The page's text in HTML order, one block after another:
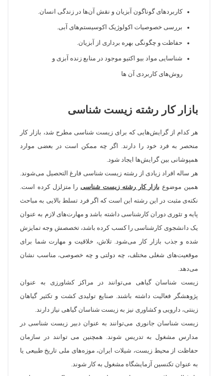
کاربردهای گوناگون آبزیان و نقش آن‌ها در زندگی انسان.
بررسی خصوصیات اکولوژیک اکوسیستم‌های آبی.
حفاظت و چگونگی بهره برداری از آبزیان.
شناسایی مواد بیو اکتیو موجود در منابع زنده آبزی و
روش‌های کاربردی آن ها
بازار کار رشته زیست شناسی
هر کدام از گرایش‌هایی که برای زیست شناسی مطرح شد، بازار کار
منحصر به فرد خود را دارند. اگر چه ممکن است در بعضی موارد
همپوشانی بین گرایش‌ها ایجاد شود.
هر ساله افراد زیادی از رشته زیست شناسی فارغ التحصیل می‌شوند.
همین موضوع بازار کار رشته زیست شناسی را متزلزل کرده است.
نکته‌ی مثبت در این رشته این است که اگر فرد تسلط بالایی به مباحث
پایه و تئوری دوران کارشناسی داشته باشد و مهارت‌های لازم به عنوان
یک دانشجوی کارشناسی را کسب کرده باشد، تخصصش وجه تمایزش
شده و جذب بازار کار می‌شود. تلاش، خلاقیت و مهارت شما برای
موقعیت‌های شغلی مختلف، چه دولتی و چه خصوصی، مناسب نشان
می‌دهد.
زیست شناسان گیاهی می‌توانند در مراکز کشاورزی به عنوان
پژوهشگر فعالیت داشته باشند. صنایع تولیدی کشت و تکثیر گیاهان
زینتی، دارویی و کشاوری نیز به زیست شناسان گیاهی نیاز دارند.
زیست شناسان جانوری می‌توانند به عنوان دبیر زیست شناسی در
مدارس مشغول به تدریس شوند. همچنین می توانند در سازمان
حفاظت از محیط زیست، شیلات ایران، موزه‌های ملی تاریخ طبیعی یا
به عنوان تکنسین آزمایشگاه مشغول به کار شوند.